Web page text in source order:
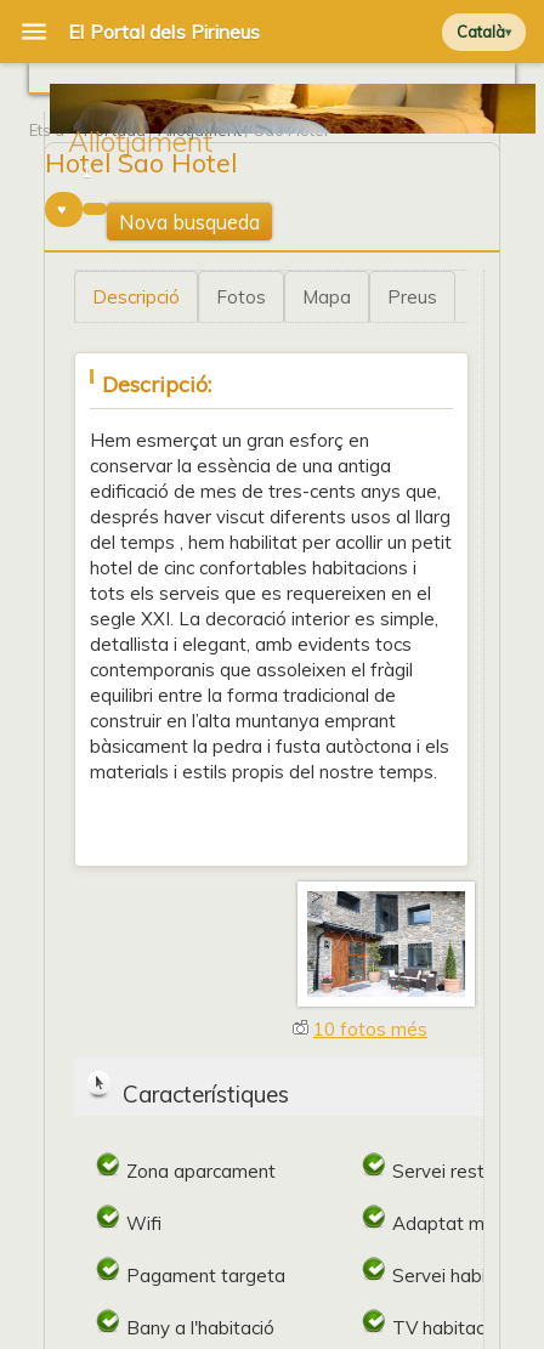
Català
Allotjament
Ets a Portada/Allotjament/ Sao Hotel
Hotel Sao Hotel
1
Nova busqueda
Descripció Fotos Mapa Preus
Descripció:
Hem esmerçat un gran esforç en
conservar la essència de una antiga
edificació de mes de tres-cents anys que,
després haver viscut diferents usos al llarg
del temps , hem habilitat per acollir un petit
hotel de cinc confortables habitacions i
tots els serveis que es requereixen en el
segle XXI. La decoració interior es simple,
detallista i elegant, amb evidents tocs
contemporanis que assoleixen el fràgil
equilibri entre la forma tradicional de
construir en l’alta muntanya emprant
bàsicament la pedra i fusta autòctona i els
materials i estils propis del nostre temps.
10 fotos més
Característiques
Zona aparcament Servei restaurant
Wifi Adaptat
Pagament targeta Servei
Bany a l'habitació TV habitació